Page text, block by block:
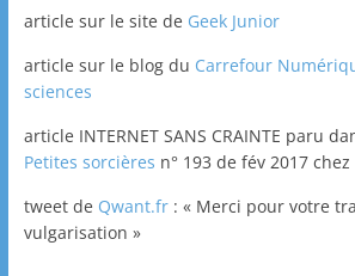
article sur le site de Geek Junior
article sur le blog du Carrefour
sciences
article INTERNET SANS CRAINTE paru
Petites sorcières n° 193 de fév 2017
tweet de Qwant.fr: « Merci pour votre
vulgarisation »